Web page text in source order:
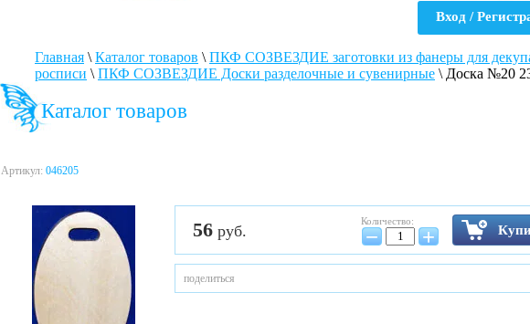
Вход /
Главная \ Каталог товаров \ ПКФ СОЗВЕЗДИЕ заготовки из фанеры для
росписи \ ПКФ СОЗВЕЗДИЕ Доски разделочные и сувенирные \ Доска №20
Каталог товаров
Артикул: 046205
56 руб.
Количество:
− +
поделиться